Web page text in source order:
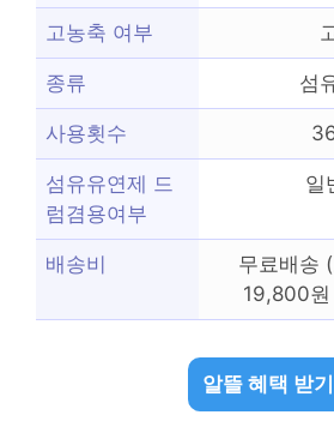
고농축 여부
종류 섬
사용횟수
섬유유연제 드
럼겸용여부
일
배송비
무료배송
19,800
알뜰 혜택 받기